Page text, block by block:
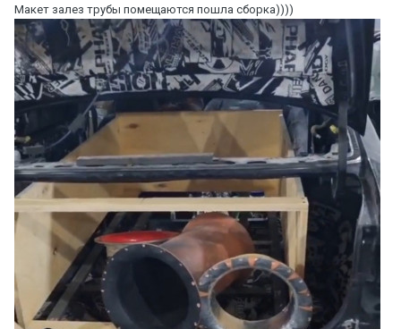
Макет залез трубы помещаются пошла сборка))))